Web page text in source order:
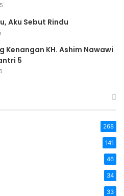
Aku Sebut Rindu
Kenangan KH. Ashim Nawawi
5
268
141
46
34
33